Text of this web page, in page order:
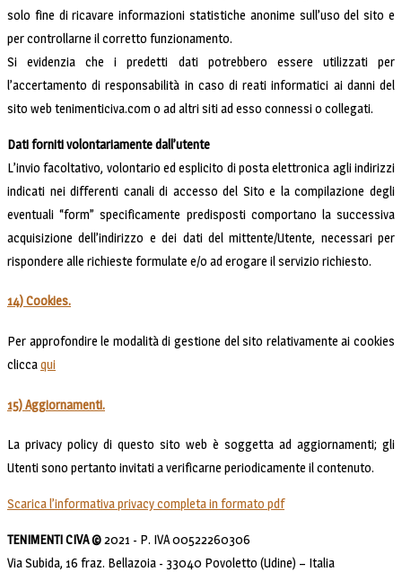
solo fine di ricavare informazioni statistiche anonime sull’uso del sito e
per controllarne il corretto funzionamento.
Si evidenzia che i predetti dati potrebbero essere utilizzati per
l’accertamento di responsabilità in caso di reati informatici ai danni del
sito web tenimenticiva.com o ad altri siti ad esso connessi o collegati.
Dati forniti volontariamente dall’utente
L’invio facoltativo, volontario ed esplicito di posta elettronica agli indirizzi
indicati nei differenti canali di accesso del Sito e la compilazione degli
eventuali “form” specificamente predisposti comportano la successiva
acquisizione dell’indirizzo e dei dati del mittente/Utente, necessari per
rispondere alle richieste formulate e/o ad erogare il servizio richiesto.
14) Cookies.
Per approfondire le modalità di gestione del sito relativamente ai cookies
cliccaqui
15) Aggiornamenti.
La privacy policy di questo sito web è soggetta ad aggiornamenti; gli
Utenti sono pertanto invitati a verificarne periodicamente il contenuto.
Scarica l’informativa privacy completa in formato pdf
TENIMENTI CIVA ©2021 - P. IVA 00522260306
Via Subida, 16 fraz. Bellazoia - 33040 Povoletto (Udine) – Italia